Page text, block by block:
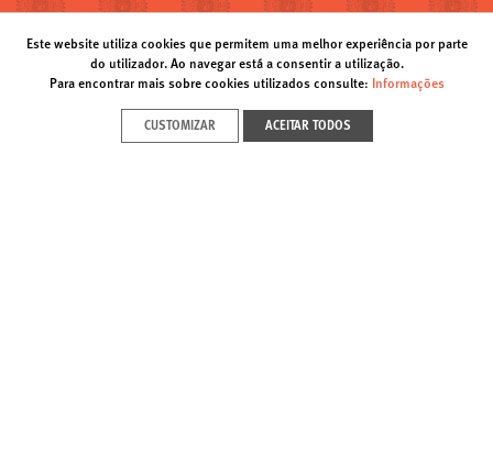
apoio espectáculos seguradora oficial apoio
Este website utiliza cookies que permitem uma melhor experiência por parte
do utilizador. Ao navegar está a consentir a utilização.
Para encontrar mais sobre cookies utilizados consulte:
Informações
CUSTOMIZAR ACEITAR TODOS